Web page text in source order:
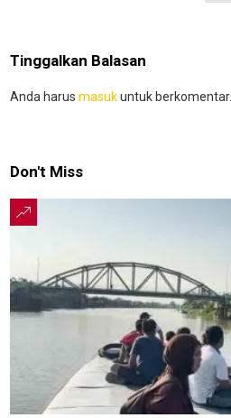
Tinggalkan Balasan
Anda harus masukuntuk berkomentar.
Don't Miss